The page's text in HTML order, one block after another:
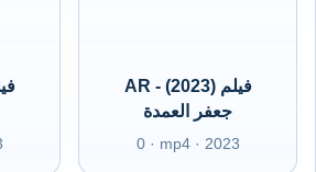
AR - (2023) فيلم
جعفر العمدة
0 · mp4 · 2023